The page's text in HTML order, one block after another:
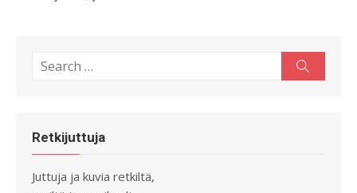
Search
Retkijuttuja
Juttuja ja kuvia retkiltä,